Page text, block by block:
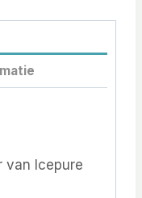
van Icepure